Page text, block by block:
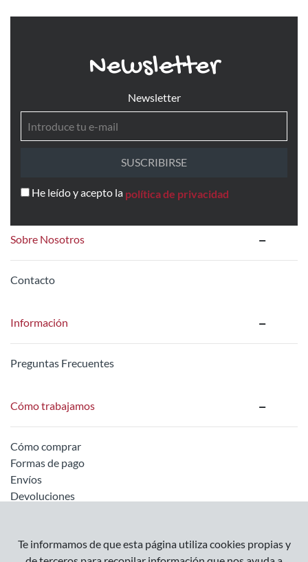
Newsletter
Newsletter
SUSCRIBIRSE
He leído y acepto la política de privacidad
Sobre Nosotros
Contacto
Información
Preguntas Frecuentes
Cómo trabajamos
Cómo comprar
Formas de pago
Envíos
Devoluciones
Información legal
Te informamos de que esta página utiliza cookies propias y